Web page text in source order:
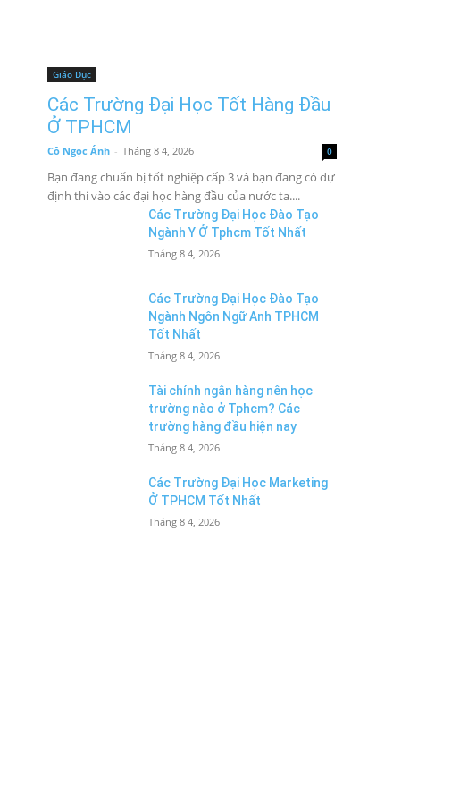
Giáo Dục
Các Trường Đại Học Tốt Hàng Đầu
Ở TPHCM
Cô Ngọc Ánh - Tháng 8 4, 2026 0
Bạn đang chuẩn bị tốt nghiệp cấp 3 và bạn đang có dự
định thi vào các đại học hàng đầu của nước ta....
Các Trường Đại Học Đào Tạo
Ngành Y Ở Tphcm Tốt Nhất
Tháng 8 4, 2026
Các Trường Đại Học Đào Tạo
Ngành Ngôn Ngữ Anh TPHCM
Tốt Nhất
Tháng 8 4, 2026
Tài chính ngân hàng nên học
trường nào ở Tphcm? Các
trường hàng đầu hiện nay
Tháng 8 4, 2026
Các Trường Đại Học Marketing
Ở TPHCM Tốt Nhất
Tháng 8 4, 2026